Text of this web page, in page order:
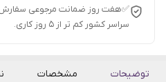
✅هفت روز ضمانت مرجوعی سفارش
سراسر کشور کم تر از 5 روز کاری.
توضیحات مشخصات